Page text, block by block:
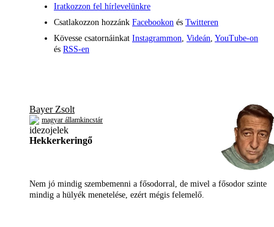
Iratkozzon fel hírlevelünkre
Csatlakozzon hozzánk Facebookon és Twitteren
Kövesse csatornáinkat Instagrammon, Videán, YouTube-on
és RSS-en
Bayer Zsolt
magyar államkincstár
Hekkerkeringő
Nem jó mindig szembemenni a fősodorral, de mivel a fősodor szinte
mindig a hülyék menetelése, ezért mégis felemelő.